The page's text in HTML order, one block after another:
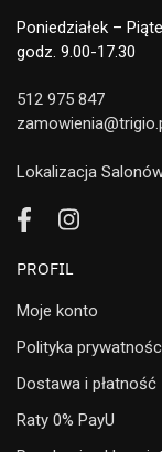
Poniedziałek –
godz. 9.00-17.30
512 975 847
Lokalizacja
PROFIL
Moje konto
Polityka
Dostawa i płatność
Raty 0% PayU